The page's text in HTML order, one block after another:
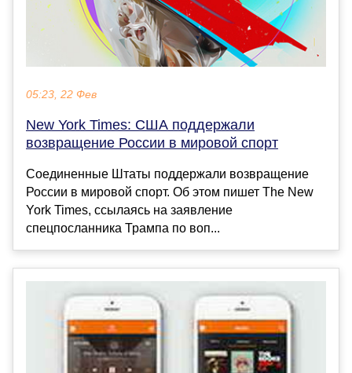
05:23, 22 Фев
New York Times: США поддержали
возвращение России в мировой спорт
Соединенные Штаты поддержали возвращение
России в мировой спорт. Об этом пишет The New
York Times, ссылаясь на заявление
спецпосланника Трампа по воп...